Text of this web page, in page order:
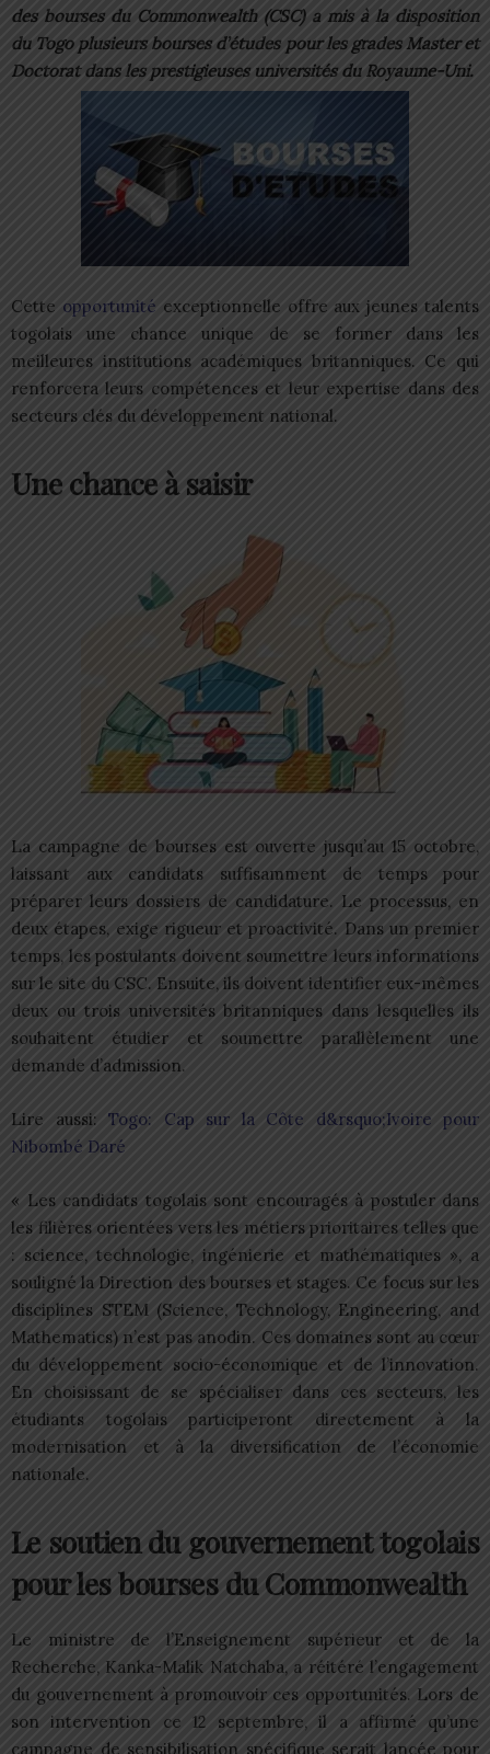
des bourses du Commonwealth (CSC) a mis à la disposition
du Togo plusieurs bourses d’études pour les grades Master et
Doctorat dans les prestigieuses universités du Royaume-Uni.
Cette opportunité exceptionnelle offre aux jeunes talents
togolais une chance unique de se former dans les
meilleures institutions académiques britanniques. Ce qui
renforcera leurs compétences et leur expertise dans des
secteurs clés du développement national.
Une chance à saisir
La campagne de bourses est ouverte jusqu’au 15 octobre,
laissant aux candidats suffisamment de temps pour
préparer leurs dossiers de candidature. Le processus, en
deux étapes, exige rigueur et proactivité. Dans un premier
temps, les postulants doivent soumettre leurs informations
sur le site du CSC. Ensuite, ils doivent identifier eux-mêmes
deux ou trois universités britanniques dans lesquelles ils
souhaitent étudier et soumettre parallèlement une
demande d’admission.
Lire aussi: Togo: Cap sur la Côte d&rsquo;Ivoire pour
Nibombé Daré
« Les candidats togolais sont encouragés à postuler dans
les filières orientées vers les métiers prioritaires telles que
: science, technologie, ingénierie et mathématiques », a
souligné la Direction des bourses et stages. Ce focus sur les
disciplines STEM (Science, Technology, Engineering, and
Mathematics) n’est pas anodin. Ces domaines sont au cœur
du développement socio-économique et de l’innovation.
En choisissant de se spécialiser dans ces secteurs, les
étudiants togolais participeront directement à la
modernisation et à la diversification de l’économie
nationale.
Le soutien du gouvernement togolais
pour les bourses du Commonwealth
Le ministre de l’Enseignement supérieur et de la
Recherche, Kanka-Malik Natchaba, a réitéré l’engagement
du gouvernement à promouvoir ces opportunités. Lors de
son intervention ce 12 septembre, il a affirmé qu’une
campagne de sensibilisation spécifique serait lancée pour